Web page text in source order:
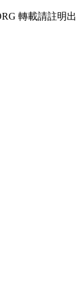
轉載請註明出